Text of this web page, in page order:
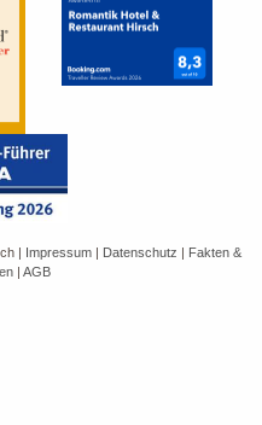
| Impressum| Datenschutz | Fakten &
| AGB